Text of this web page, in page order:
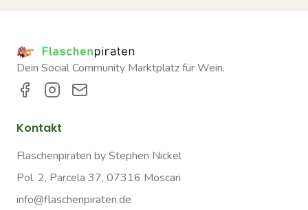
Dein Social Community Marktplatz für Wein.
Kontakt
Flaschenpiraten by Stephen Nickel
Pol. 2, Parcela 37, 07316 Moscari
info@flaschenpiraten.de